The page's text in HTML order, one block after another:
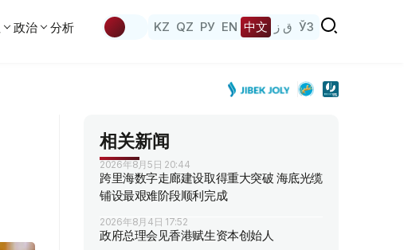
政治 分析 KZ QZ РУ EN 中文 ق ز ЎЗ
相关新闻
2026年8月5日 20:44
跨里海数字走廊建设取得重大突破 海底光缆
铺设最艰难阶段顺利完成
2026年8月4日 17:52
政府总理会见香港赋生资本创始人